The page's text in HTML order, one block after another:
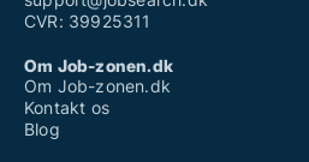
CVR: 39925311
Om Job-zonen.dk
Om Job-zonen.dk
Kontakt os
Blog